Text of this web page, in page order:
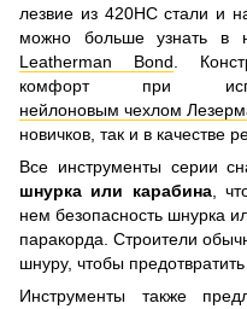
лезвие из 420HC стали и
можно больше узнать
Leatherman Bond .
комфорт при
нейлоновым чехлом
новичков, так и в качестве
Все инструменты серии
шнурка или карабина,
нем безопасность шнурка
паракорда. Строители
шнуру, чтобы
Инструменты также